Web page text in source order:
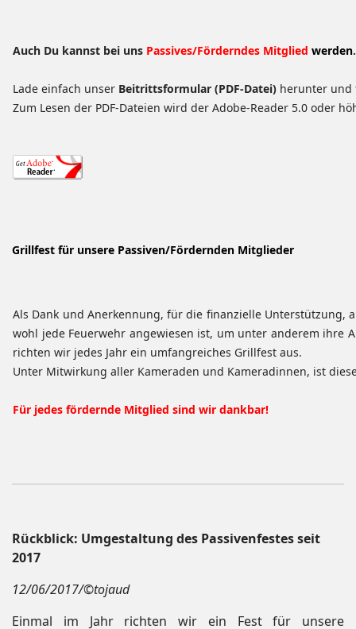
Auch Du kannst bei uns Passives/Förderndes Mitglied werden.
Lade einfach unser Beitrittsformular (PDF-Datei) herunter und
Zum Lesen der PDF-Dateien wird der Adobe-Reader 5.0 oder
Grillfest für unsere Passiven/Fördernden Mitglieder
Als Dank und Anerkennung, für die finanzielle
wohl jede Feuerwehr angewiesen ist, um unter anderem ihre
richten wir jedes Jahr ein umfangreiches Grillfest aus.
Unter Mitwirkung aller Kameraden und Kameradinnen, ist
Für jedes fördernde Mitglied sind wir dankbar!
Rückblick: Umgestaltung des Passivenfestes seit
2017
12/06/2017/©tojaud
Einmal im Jahr richten wir ein Fest für unsere